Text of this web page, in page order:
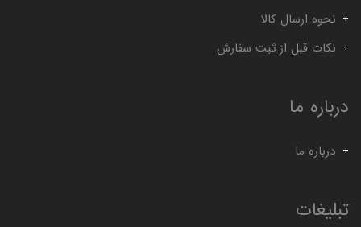
نحوه ارسال کالا
نکات قبل از ثبت سفارش
درباره ما
درباره ما
تبلیغات